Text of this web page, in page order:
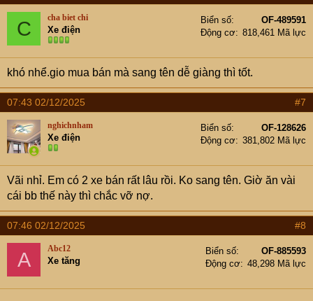
C cha biet chi
Xe điện
Biển số
OF-489591
Động cơ
818,461 Mã lực
khó nhể.gio mua bán mà sang tên dễ giàng thì tốt.
07:43 02/12/2025 #7
nghichnham
Xe điện
Biển số
OF-128626
Động cơ
381,802 Mã lực
Vãi nhỉ. Em có 2 xe bán rất lâu rồi. Ko sang tên. Giờ ăn vài
cái bb thế này thì chắc vỡ nợ.
07:46 02/12/2025 #8
A Abc12
Xe tăng
Biển số
OF-885593
Động cơ
48,298 Mã lực